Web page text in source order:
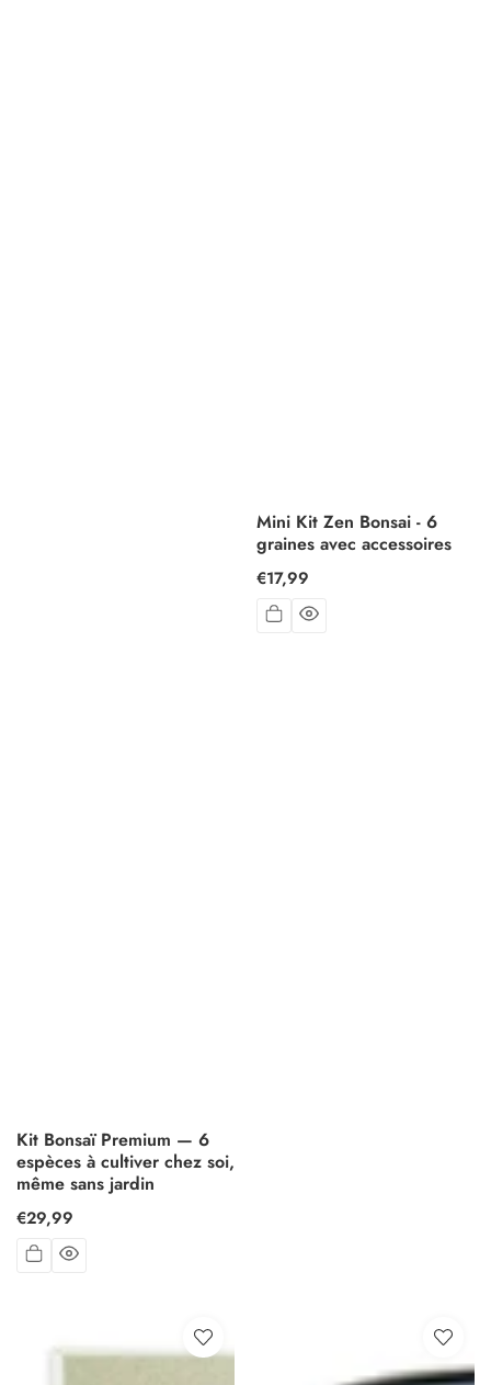
Kit Bonsaï Premium — 6
espèces à cultiver chez soi,
même sans jardin
Prix
habituel
€29,99
Mini Kit Zen Bonsai - 6
graines avec accessoires
Prix
habituel
€17,99